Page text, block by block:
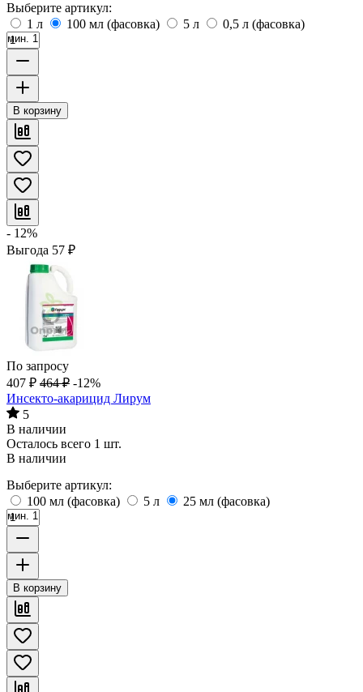
Выберите артикул:
1 л
100 мл (фасовка) 5 л 0,5 л (фасовка)
мин. 1
В корзину
- 12%
Выгода 57 ₽
По запросу
407 ₽ 464 ₽ -12%
Инсекто-акарицид Лирум
5
В наличии
Осталось всего 1 шт.
В наличии
Выберите артикул:
100 мл (фасовка)
5 л 25 мл (фасовка)
мин. 1
В корзину